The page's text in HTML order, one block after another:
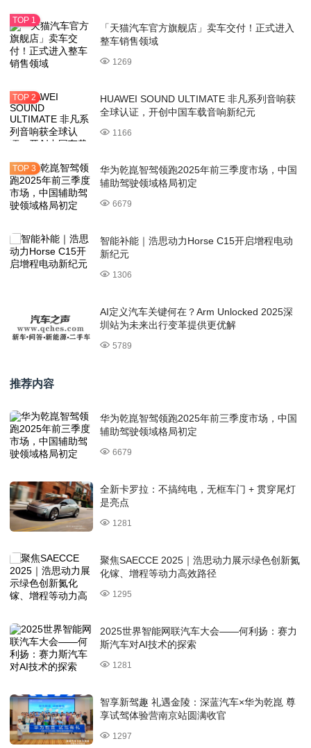
「天猫汽车官方旗舰店」卖车交付！正式进入
整车销售领域
1269
HUAWEI SOUND ULTIMATE 非凡系列音响获
全球认证，开创中国车载音响新纪元
1166
华为乾崑智驾领跑2025年前三季度市场，中国
辅助驾驶领域格局初定
6679
智能补能｜浩思动力Horse C15开启增程电动
新纪元
1306
AI定义汽车关键何在？Arm Unlocked 2025深
圳站为未来出行变革提供更优解
5789
推荐内容
华为乾崑智驾领跑2025年前三季度市场，中国
辅助驾驶领域格局初定
6679
全新卡罗拉：不搞纯电，无框车门 + 贯穿尾灯
是亮点
1281
聚焦SAECCE 2025｜浩思动力展示绿色创新氮
化镓、增程等动力高效路径
1295
2025世界智能网联汽车大会——何利扬：赛力
斯汽车对AI技术的探索
1281
智享新驾趣 礼遇金陵：深蓝汽车×华为乾崑 尊
享试驾体验营南京站圆满收官
1297